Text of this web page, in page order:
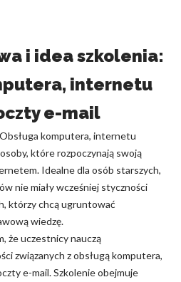
i idea szkolenia:
internetu
e-mail
komputera, internetu
które rozpoczynają swoją
Idealne dla osób starszych,
nie miały wcześniej styczności
którzy chcą ugruntować
wiedzę.
że uczestnicy nauczą
związanych z obsługą komputera,
e-mail. Szkolenie obejmuje